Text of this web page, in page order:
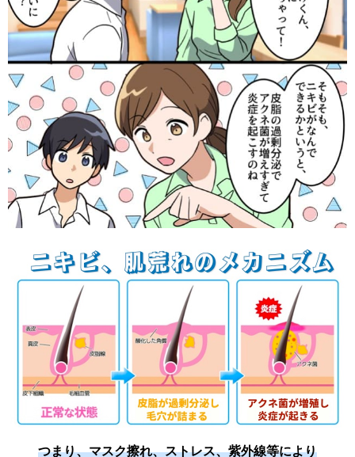
つまり、マスク擦れ、ストレス、紫外線等により